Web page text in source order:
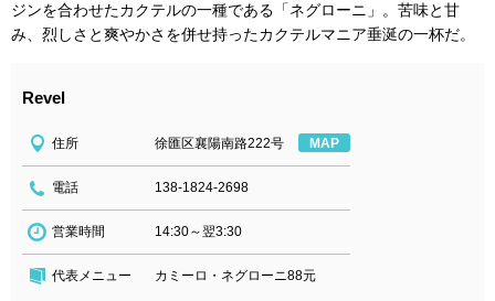
ジンを合わせたカクテルの一種である「ネグローニ」。苦味と甘
み、烈しさと爽やかさを併せ持ったカクテルマニア垂涎の一杯だ。
Revel
住所 徐匯区襄陽南路222号 MAP
電話 138-1824-2698
営業時間 14:30～翌3:30
代表メニュー カミーロ・ネグローニ88元